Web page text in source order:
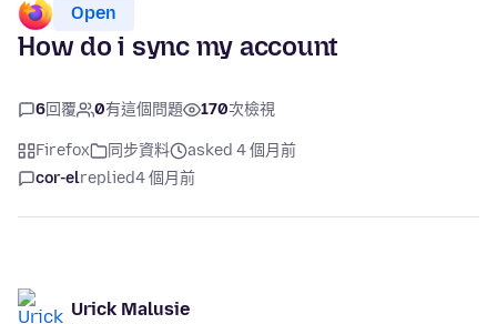
Open
How do i sync my account
6回覆 0有這個問題 170次檢視
Firefox 同步資料
asked 4 個月前
cor-elreplied4 個月前
Urick Malusie